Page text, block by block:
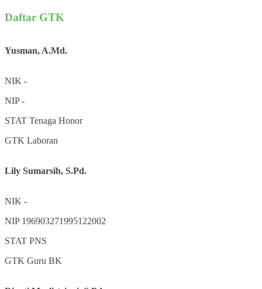
Daftar GTK
Yusman, A.Md.
NIK -
NIP-
STAT Tenaga Honor
GTK Laboran
Lily Sumarsih, S.Pd.
NIK -
NIP 196903271995122002
STAT PNS
GTK Guru BK